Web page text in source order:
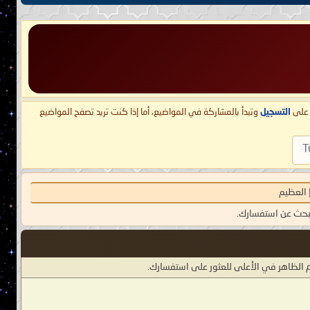
على التسجيل وتبدأ بالمشاركة في المواضيع، أما إذا كنت تريد تصفح المواضيع
العظيم
عن استفسارك.
في الأعلى للعثور على استفسارك.